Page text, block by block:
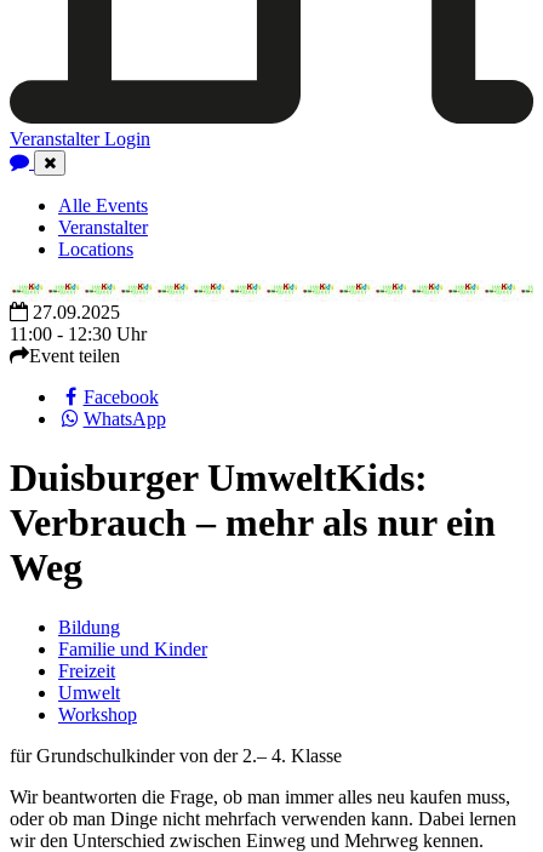
Veranstalter Login
Close
Navigation
Alle Events
Veranstalter
Locations
27.09.2025
11:00 - 12:30 Uhr
Event teilen
Facebook
WhatsApp
Duisburger UmweltKids:
Verbrauch – mehr als nur ein
Weg
Bildung
Familie und Kinder
Freizeit
Umwelt
Workshop
für Grundschulkinder von der 2.– 4. Klasse
Wir beantworten die Frage, ob man immer alles neu kaufen muss,
oder ob man Dinge nicht mehrfach verwenden kann. Dabei lernen
wir den Unterschied zwischen Einweg und Mehrweg kennen.